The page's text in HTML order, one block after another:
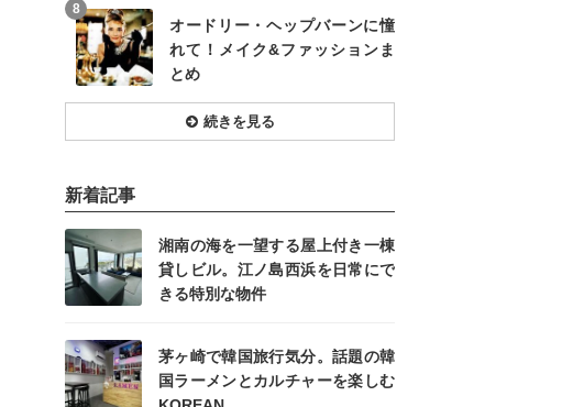
オードリー・ヘップバーンに憧
れて！メイク&ファッションま
とめ
8
続きを見る
新着記事
湘南の海を一望する屋上付き一棟
貸しビル。江ノ島西浜を日常にで
きる特別な物件
茅ヶ崎で韓国旅行気分。話題の韓
国ラーメンとカルチャーを楽しむ